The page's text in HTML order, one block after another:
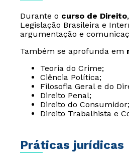
Durante o curso de Direito
Legislação Brasileira e
argumentação e
Também se aprofunda em
Teoria do Crime;
Ciência Política;
Filosofia Geral e do
Direito Penal;
Direito do Consumidor;
Direito Trabalhista e
Práticas jurídicas